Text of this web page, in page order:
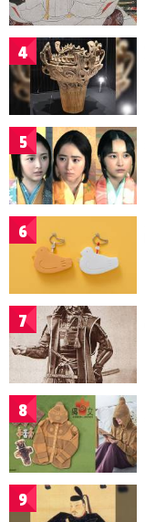
4
5
6
7
8
9